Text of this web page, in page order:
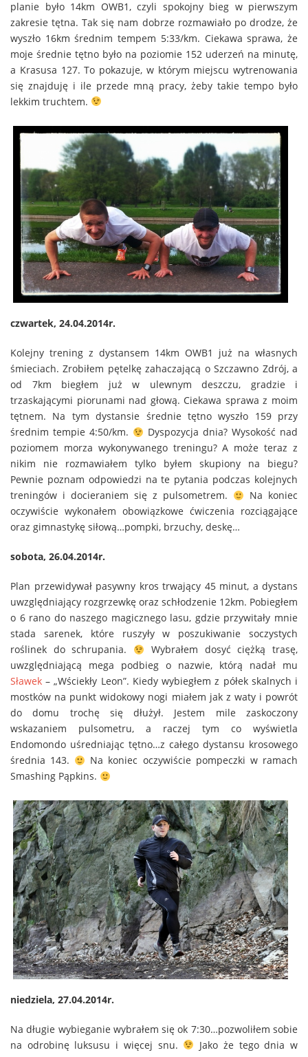
planie było 14km OWB1, czyli spokojny bieg w pierwszym
zakresie tętna. Tak się nam dobrze rozmawiało po drodze, że
wyszło 16km średnim tempem 5:33/km. Ciekawa sprawa, że
moje średnie tętno było na poziomie 152 uderzeń na minutę,
a Krasusa 127. To pokazuje, w którym miejscu wytrenowania
się znajduję i ile przede mną pracy, żeby takie tempo było
lekkim truchtem.
czwartek, 24.04.2014r.
Kolejny trening z dystansem 14km OWB1 już na własnych
śmieciach. Zrobiłem pętelkę zahaczającą o Szczawno Zdrój, a
od 7km biegłem już w ulewnym deszczu, gradzie i
trzaskającymi piorunami nad głową. Ciekawa sprawa z moim
tętnem. Na tym dystansie średnie tętno wyszło 159 przy
średnim tempie 4:50/km.
Dyspozycja dnia? Wysokość nad
poziomem morza wykonywanego treningu? A może teraz z
nikim nie rozmawiałem tylko byłem skupiony na biegu?
Pewnie poznam odpowiedzi na te pytania podczas kolejnych
treningów i docieraniem się z pulsometrem.
Na koniec
oczywiście wykonałem obowiązkowe ćwiczenia rozciągające
oraz gimnastykę siłową…pompki, brzuchy, deskę…
sobota, 26.04.2014r.
Plan przewidywał pasywny kros trwający 45 minut, a dystans
uwzględniający rozgrzewkę oraz schłodzenie 12km. Pobiegłem
o 6 rano do naszego magicznego lasu, gdzie przywitały mnie
stada sarenek, które ruszyły w poszukiwanie soczystych
roślinek do schrupania.
Wybrałem dosyć ciężką trasę,
uwzględniającą mega podbieg o nazwie, którą nadał mu
Sławek– „Wściekły Leon”. Kiedy wybiegłem z półek skalnych i
mostków na punkt widokowy nogi miałem jak z waty i powrót
do domu trochę się dłużył. Jestem mile zaskoczony
wskazaniem pulsometru, a raczej tym co wyświetla
Endomondo uśredniając tętno…z całego dystansu krosowego
średnia 143.
Na koniec oczywiście pompeczki w ramach
Smashing Pąpkins.
niedziela, 27.04.2014r.
Na długie wybieganie wybrałem się ok 7:30…pozwoliłem sobie
na odrobinę luksusu i więcej snu.
Jako że tego dnia w